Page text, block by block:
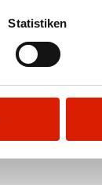
Statistiken